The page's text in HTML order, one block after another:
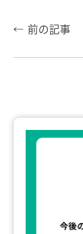
← 前の記事